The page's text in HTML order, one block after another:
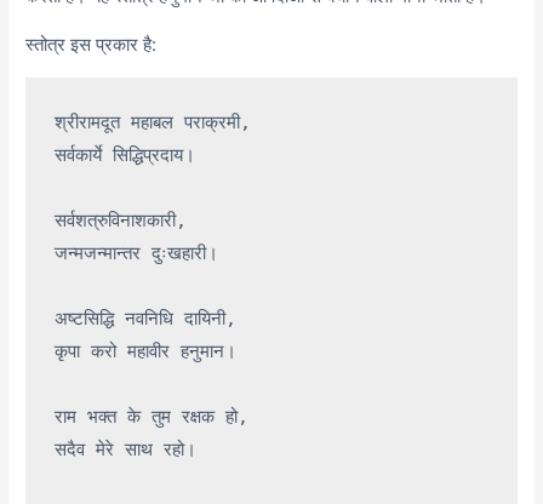
स्तोत्र इस प्रकार है:
श्रीरामदूत महाबल पराक्रमी,
सर्वकार्ये सिद्धिप्रदाय।
सर्वशत्रुविनाशकारी,
जन्मजन्मान्तर दुःखहारी।
अष्टसिद्धि नवनिधि दायिनी,
कृपा करो महावीर हनुमान।
राम भक्त के तुम रक्षक हो,
सदैव मेरे साथ रहो।